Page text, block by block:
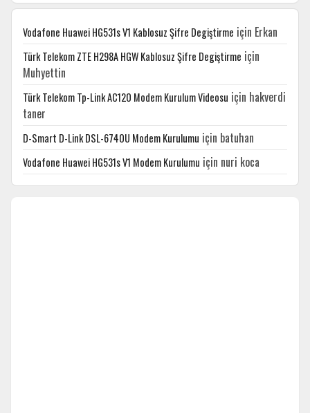
Vodafone Huawei HG531s V1 Kablosuz Şifre Degiştirme için Erkan
Türk Telekom ZTE H298A HGW Kablosuz Şifre Degiştirme için
Muhyettin
Türk Telekom Tp-Link AC120 Modem Kurulum Videosu için hakverdi
taner
D-Smart D-Link DSL-6740U Modem Kurulumu için batuhan
Vodafone Huawei HG531s V1 Modem Kurulumu için nuri koca